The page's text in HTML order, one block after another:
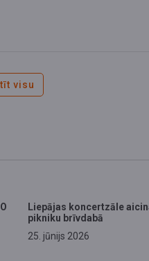
visu
Liepājas koncertzāle
pikniku brīvdabā
25. jūnijs 2026